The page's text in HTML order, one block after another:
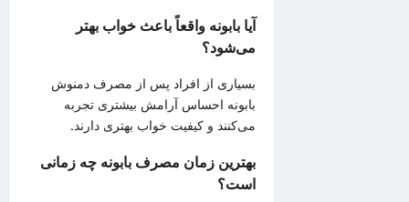
آیا بابونه واقعاً باعث خواب بهتر
می‌شود؟
بسیاری از افراد پس از مصرف دمنوش
بابونه احساس آرامش بیشتری تجربه
می‌کنند و کیفیت خواب بهتری دارند.
بهترین زمان مصرف بابونه چه زمانی
است؟